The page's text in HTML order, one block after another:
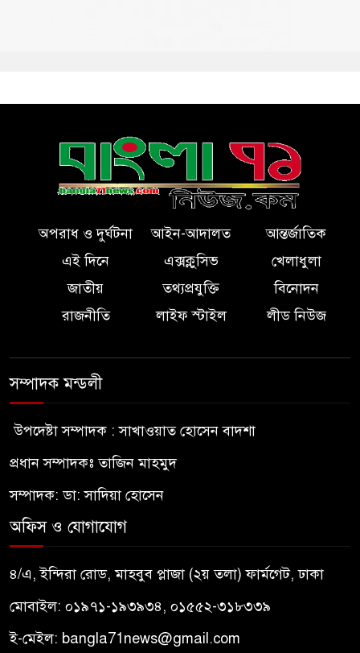
অপরাধ ও দুর্ঘটনা আইন-আদালত
আন্তর্জাতিক
এই দিনে
এক্সক্লুসিভ
খেলাধুলা
জাতীয়
তথ্যপ্রযুক্তি
বিনোদন
রাজনীতি
লাইফ স্টাইল লীড নিউজ
সম্পাদক মন্ডলী
উপদেষ্টা সম্পাদক : সাখাওয়াত হোসেন বাদশা
প্রধান সম্পাদকঃ তাজিন মাহমুদ
সম্পাদক: ডা: সাদিয়া হোসেন
অফিস ও যোগাযোগ
৪/এ, ইন্দিরা রোড, মাহবুব প্লাজা (২য় তলা) ফার্মগেট, ঢাকা
মোবাইল: ০১৯৭১-১৯৩৯৩৪, ০১৫৫২-৩১৮৩৩৯
ই-মেইল: bangla71news@gmail.com